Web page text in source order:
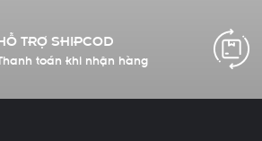
TRỢ SHIPCOD
toán khi nhận hàng